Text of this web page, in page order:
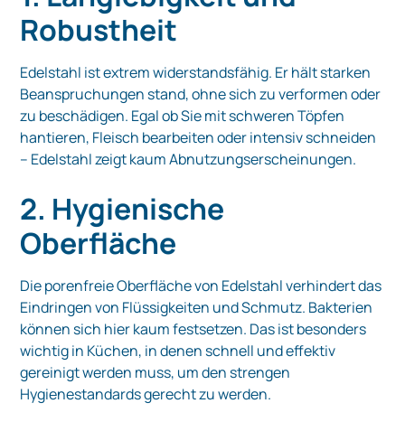
Robustheit
Edelstahl ist extrem widerstandsfähig. Er hält starken
Beanspruchungen stand, ohne sich zu verformen oder
zu beschädigen. Egal ob Sie mit schweren Töpfen
hantieren, Fleisch bearbeiten oder intensiv schneiden
– Edelstahl zeigt kaum Abnutzungserscheinungen.
2. Hygienische
Oberfläche
Die porenfreie Oberfläche von Edelstahl verhindert das
Eindringen von Flüssigkeiten und Schmutz. Bakterien
können sich hier kaum festsetzen. Das ist besonders
wichtig in Küchen, in denen schnell und effektiv
gereinigt werden muss, um den strengen
Hygienestandards gerecht zu werden.